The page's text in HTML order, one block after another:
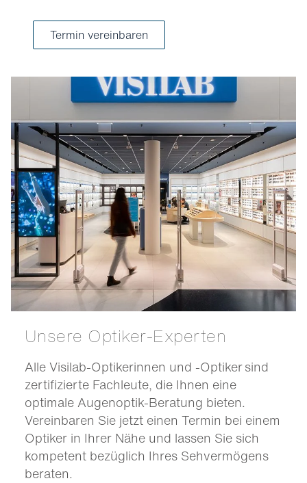
Termin vereinbaren
Unsere Optiker-Experten
Alle Visilab-Optikerinnen und -Optiker sind
zertifizierte Fachleute, die Ihnen eine
optimale Augenoptik-Beratung bieten.
Vereinbaren Sie jetzt einen Termin bei einem
Optiker in Ihrer Nähe und lassen Sie sich
kompetent bezüglich Ihres Sehvermögens
beraten.